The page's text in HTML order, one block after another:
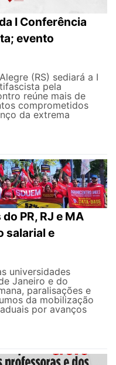
I Conferência
evento
(RS) sediará a I
pela
reúne mais de
comprometidos
da extrema
PR, RJ e MA
salarial e
universidades
Janeiro e do
paralisações e
da mobilização
por avanços